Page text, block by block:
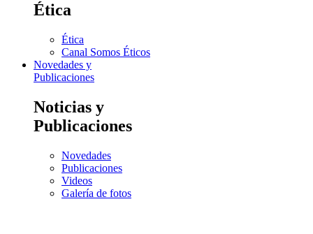
Ética
Ética
Canal Somos Éticos
Novedades y
Publicaciones
Noticias y
Publicaciones
Novedades
Publicaciones
Videos
Galería de fotos